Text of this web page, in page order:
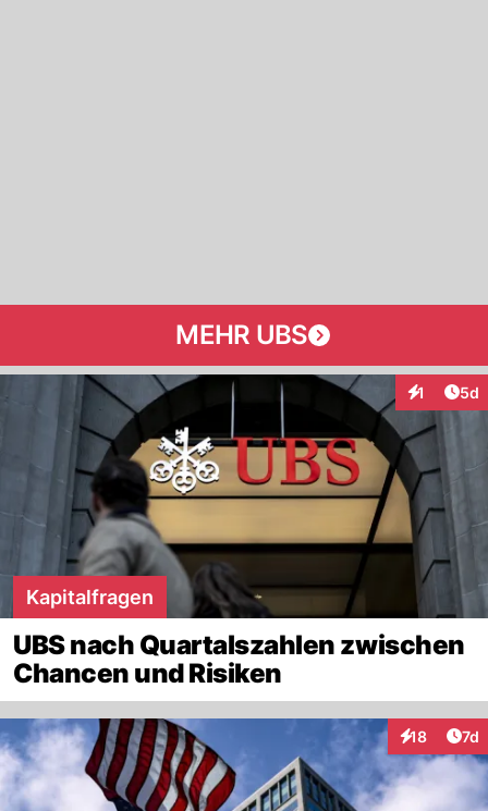
MEHR UBS
1 5d
Kapitalfragen
UBS nach Quartalszahlen zwischen
Chancen und Risiken
18 7d